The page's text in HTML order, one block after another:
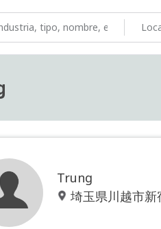
Trung
埼玉県川越市